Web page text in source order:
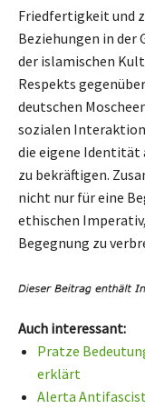
Friedfertigkeit und
Beziehungen in der
der islamischen
Respekts
deutschen
sozialen
die eigene Identität
zu bekräftigen.
nicht nur für eine
ethischen
Begegnung zu
Auch interessant:
Pratze
erklärt
Alerta